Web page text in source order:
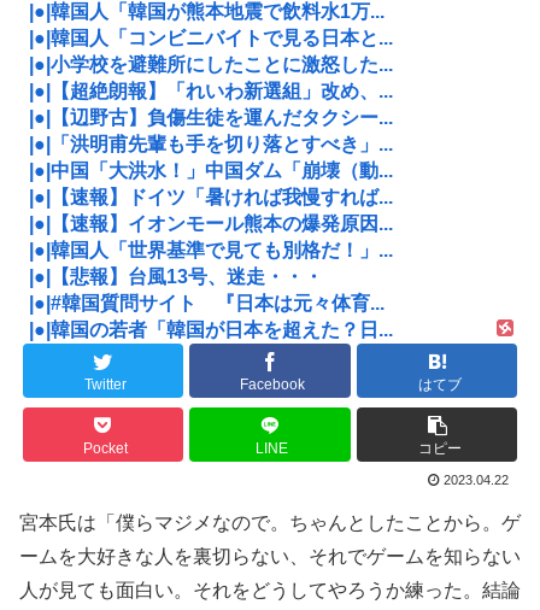
|●|韓国人「韓国が熊本地震で飲料水1万...
|●|韓国人「コンビニバイトで見る日本と...
|●|小学校を避難所にしたことに激怒した...
|●|【超絶朗報】「れいわ新選組」改め、...
|●|【辺野古】負傷生徒を運んだタクシー...
|●|「洪明甫先輩も手を切り落とすべき」...
|●|中国「大洪水！」中国ダム「崩壊（動...
|●|【速報】ドイツ「暑ければ我慢すれば...
|●|【速報】イオンモール熊本の爆発原因...
|●|韓国人「世界基準で見ても別格だ！」...
|●|【悲報】台風13号、迷走・・・
|●|#韓国質問サイト 『日本は元々体育...
|●|韓国の若者「韓国が日本を超えた？日...
Twitter Facebook はてブ
Pocket LINE コピー
2023.04.22
宮本氏は「僕らマジメなので。ちゃんとしたことから。ゲ
ームを大好きな人を裏切らない、それでゲームを知らない
人が見ても面白い。それをどうしてやろうか練った。結論